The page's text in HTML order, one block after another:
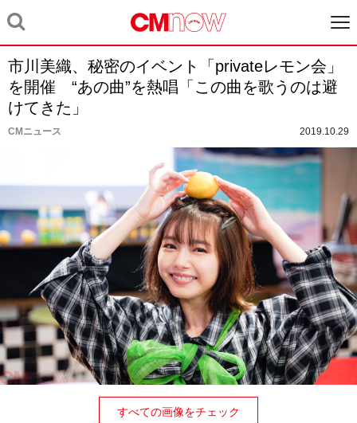
市川美織、秘密のイベント「privateレモン会」
を開催 “あの曲”を熱唱「この曲を歌うのは避
けてきた」
CMニュース 2019.10.29
すべての画像をチェック